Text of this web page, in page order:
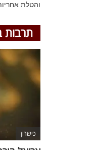
והטלת
כישרון